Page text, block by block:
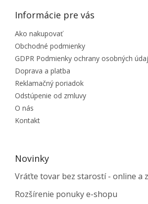
Informácie pre vás
Ako nakupovať
Obchodné podmienky
GDPR Podmienky ochrany osobných
Doprava a platba
Reklamačný poriadok
Odstúpenie od zmluvy
O nás
Kontakt
Novinky
Vráťte tovar bez starostí - online a
Rozšírenie ponuky e-shopu